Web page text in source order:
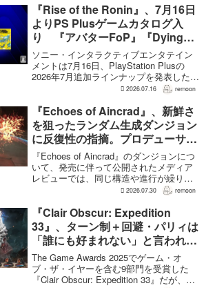
上に認知度向上へ貢献したと語った。現
在...
『Rise of the Ronin』、7月16日
よりPS Plusゲームカタログ入
り 『アバターFoP』『Dying
Light』なども順次配信
ソニー・インタラクティブエンタテイン
メントは7月16日、PlayStation Plusの
2026年7月追加ラインナップを発表した。
幕末の日本を舞台とするTeam NINJAのオ
the Ron...
2026.07.16 remoon
『Echoes of Aincrad』、新鮮さ
を狙ったランダム生成ダンジョン
に反復性の指摘。プロデューサー
は発売前に採用理由を説明
『Echoes of Aincrad』のダンジョンにつ
いて、発売に伴って公開されたメディア
レビューでは、同じ構造や進行が繰り返
されるとの評価が出ている。発売前の7月
は、ゲーム総合プロデューサーの二見鷹
介氏が...
2026.07.30 remoon
『Clair Obscur: Expedition
33』、ターン制＋回避・パリィは
「誰にも好まれない」と言われて
いた 開発陣は実際に遊んだ面白
さを優先
The Game Awards 2025でゲーム・オ
ブ・ザ・イヤーを含む9部門を受賞した
『Clair Obscur: Expedition 33』だが、タ